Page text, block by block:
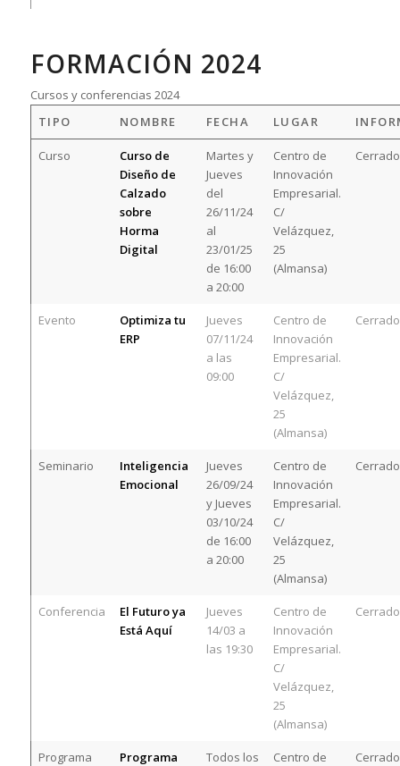
FORMACIÓN 2024
Cursos y conferencias 2024
TIPO
NOMBRE FECHA LUGAR
Curso
Curso de
Diseño de
Calzado
sobre
Horma
Digital
Martes y
Jueves
del
26/11/24
al
23/01/25
de 16:00
a 20:00
Centro de
Innovación
Empresarial.
C/
Velázquez,
25
(Almansa)
Cerrado
Evento
Optimiza tu
ERP
Jueves
07/11/24
a las
09:00
Centro de
Innovación
Empresarial.
C/
Velázquez,
25
(Almansa)
Cerrado
Seminario
Inteligencia
Emocional
Jueves
26/09/24
y Jueves
03/10/24
de 16:00
a 20:00
Centro de
Innovación
Empresarial.
C/
Velázquez,
25
(Almansa)
Cerrado
Conferencia
El Futuro ya
Está Aquí
Jueves
14/03 a
las 19:30
Centro de
Innovación
Empresarial.
C/
Velázquez,
25
(Almansa)
Cerrado
Programa
Programa
Todos los
Centro de
Cerrado